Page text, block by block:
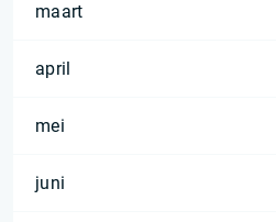
maart
april
mei
juni